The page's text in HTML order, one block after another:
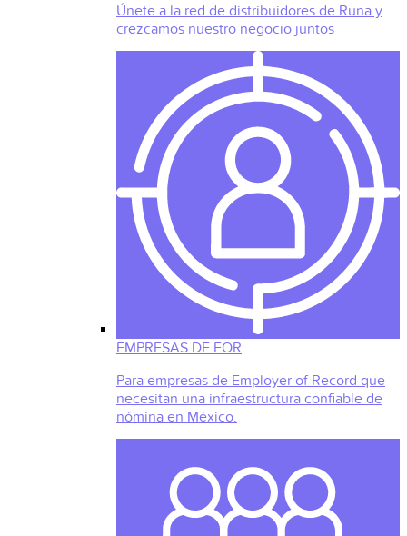
Únete a la red de distribuidores de Runa y
crezcamos nuestro negocio juntos
EMPRESAS DE EOR
Para empresas de Employer of Record que
necesitan una infraestructura confiable de
nómina en México.